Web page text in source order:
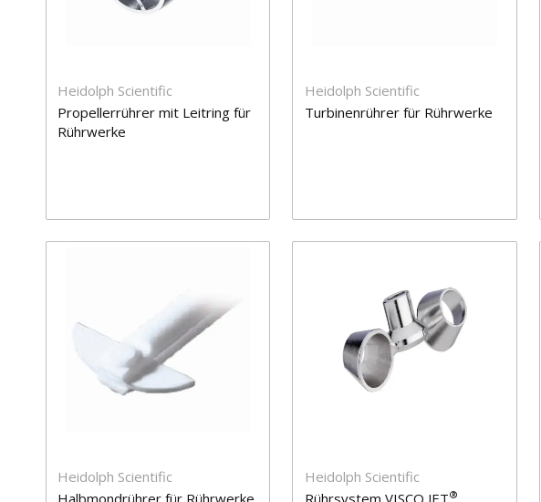
Heidolph Scientific
Propellerrührer mit Leitring für
Rührwerke
Heidolph Scientific
Turbinenrührer für Rührwerke
Heidolph Scientific
Halbmondrührer für Rührwerke
Heidolph Scientific
Rührsystem VISCO JET®